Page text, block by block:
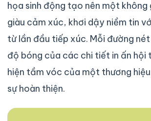
họa sinh động tạo nên một không
giàu cảm xúc, khơi dậy niềm tin
từ lần đầu tiếp xúc. Mỗi đường
độ bóng của các chi tiết in ấn hội
hiện tầm vóc của một thương
sự hoàn thiện.